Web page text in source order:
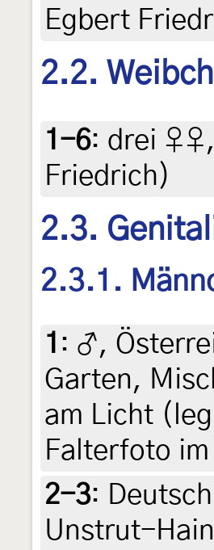
Egbert
2.2.
1-6: drei ♀♀,
Friedrich)
2.3.
2.3.1.
1 : ♂,
Garten,
am Licht
Falterfoto
2-3:
Unstrut-